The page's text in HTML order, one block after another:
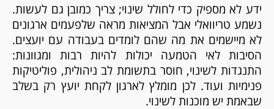
ידע לא מספיק כדי לחולל שינוי; צריך כמובן גם לעשות.
נשמע טריוואלי אבל המציאות מראה שלפעמים ארגונים
לא מיישמים את מה שהם לומדים בעבודה עם יועצים.
הסיבות לאי הטמעה יכולות להיות רבות ומגוונות:
התנגדות לשינוי, חוסר בתשומת לב ניהולית, פוליטיקות
פנימיות ועוד. לכן מומלץ לארגון לקחת יועץ רק בשלב
שבאמת יש מוכנות לשינוי.